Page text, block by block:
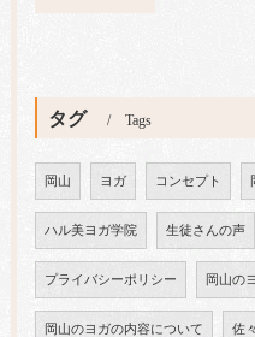
タグ Tags
岡山 ヨガ コンセプト
ハル美ヨガ学院 生徒さんの声
プライバシーポリシー 岡山の
岡山のヨガの内容について 佐